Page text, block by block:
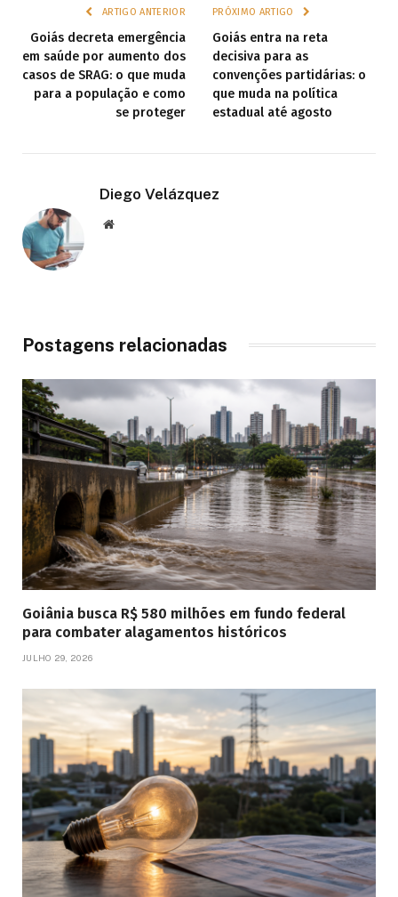
ARTIGO ANTERIOR
Goiás decreta emergência
em saúde por aumento dos
casos de SRAG: o que muda
para a população e como
se proteger
PRÓXIMO ARTIGO
Goiás entra na reta
decisiva para as
convenções partidárias: o
que muda na política
estadual até agosto
Diego Velázquez
Website
Postagens relacionadas
Goiânia busca R$ 580 milhões em fundo federal
para combater alagamentos históricos
JULHO 29, 2026